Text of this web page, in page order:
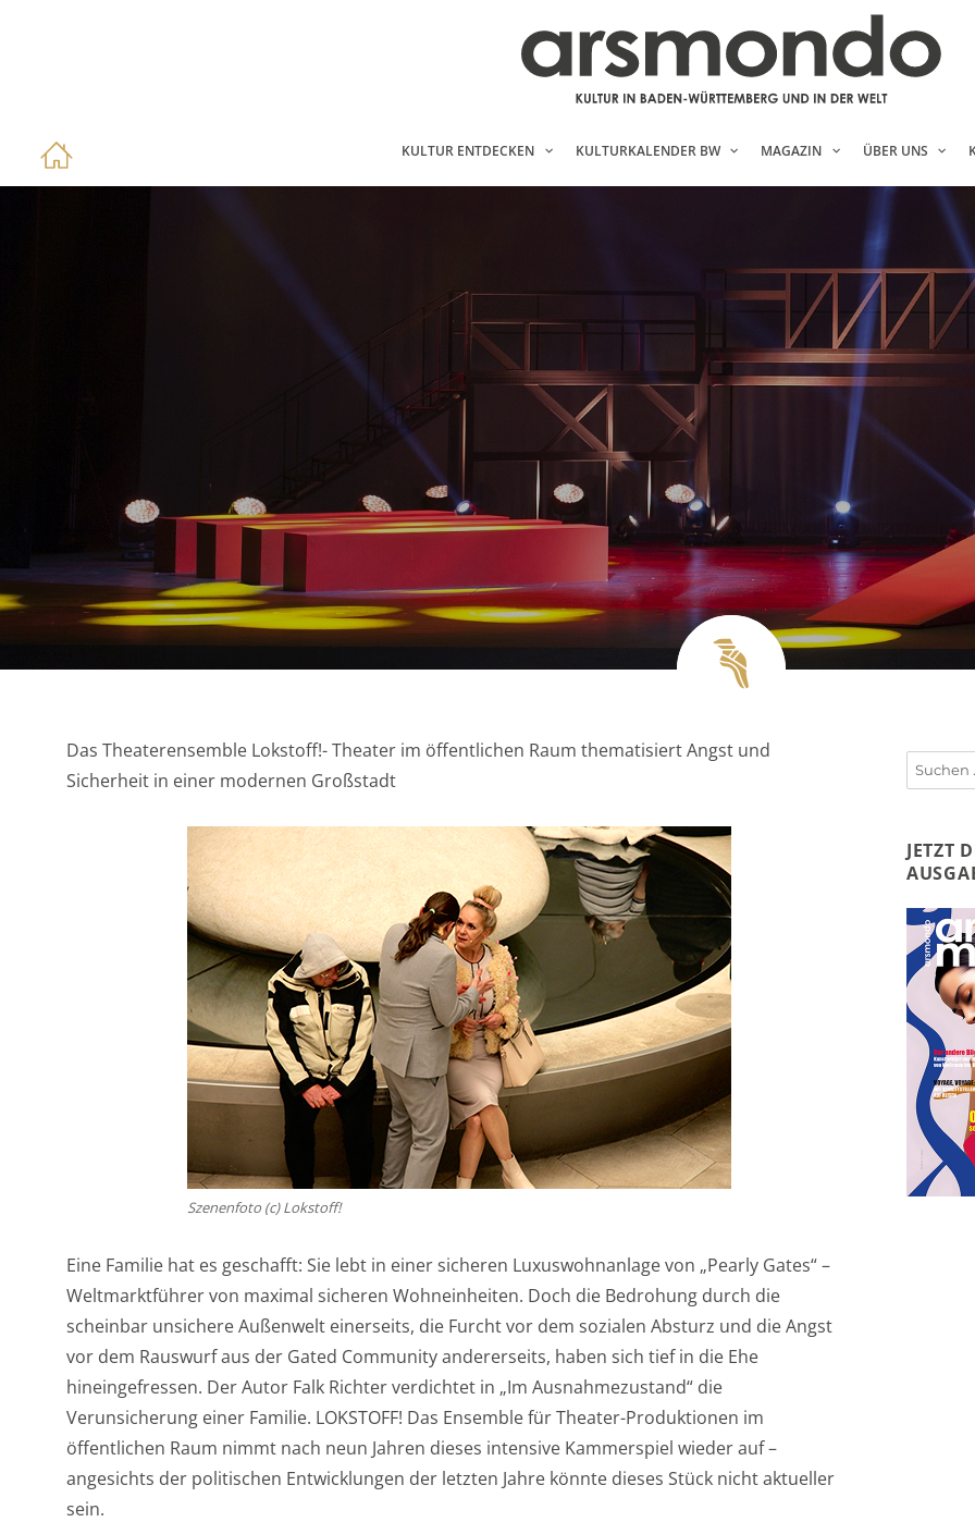
KULTUR ENTDECKEN KULTURKALENDER BW MAGAZIN ÜBER UNS
Das Theaterensemble Lokstoff!- Theater im öffentlichen Raum thematisiert Angst und
Sicherheit in einer modernen Großstadt
Szenenfoto (c) Lokstoff!
Eine Familie hat es geschafft: Sie lebt in einer sicheren Luxuswohnanlage von „Pearly Gates“ –
Weltmarktführer von maximal sicheren Wohneinheiten. Doch die Bedrohung durch die
scheinbar unsichere Außenwelt einerseits, die Furcht vor dem sozialen Absturz und die Angst
vor dem Rauswurf aus der Gated Community andererseits, haben sich tief in die Ehe
hineingefressen. Der Autor Falk Richter verdichtet in „Im Ausnahmezustand“ die
Verunsicherung einer Familie. LOKSTOFF! Das Ensemble für Theater-Produktionen im
öffentlichen Raum nimmt nach neun Jahren dieses intensive Kammerspiel wieder auf –
angesichts der politischen Entwicklungen der letzten Jahre könnte dieses Stück nicht aktueller
sein.
Suchen
nach:
JETZT